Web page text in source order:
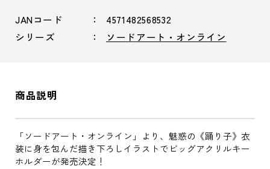
JANコード
4571482568532
シリーズ
ソードアート・オンライン
商品説明
「ソードアート・オンライン」より、魅惑の《踊り子》衣
装に身を包んだ描き下ろしイラストでビッグアクリルキー
ホルダーが発売決定！